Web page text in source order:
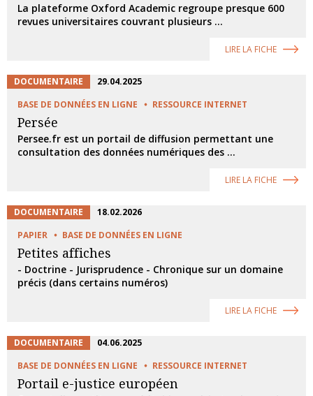
La plateforme Oxford Academic regroupe presque 600
revues universitaires couvrant plusieurs ...
LIRE LA FICHE
DOCUMENTAIRE
29.04.2025
BASE DE DONNÉES EN LIGNE
RESSOURCE INTERNET
Persée
Persee.fr est un portail de diffusion permettant une
consultation des données numériques des ...
LIRE LA FICHE
DOCUMENTAIRE
18.02.2026
PAPIER
BASE DE DONNÉES EN LIGNE
Petites affiches
- Doctrine - Jurisprudence - Chronique sur un domaine
précis (dans certains numéros)
LIRE LA FICHE
DOCUMENTAIRE
04.06.2025
BASE DE DONNÉES EN LIGNE
RESSOURCE INTERNET
Portail e-justice européen